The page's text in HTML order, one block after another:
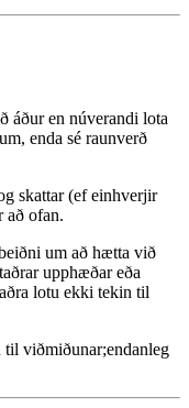
áður en núverandi lota
enda sé raunverð
skattar (ef einhverjir
að ofan.
um að hætta við
upphæðar eða
lotu ekki tekin til
til viðmiðunar;endanleg